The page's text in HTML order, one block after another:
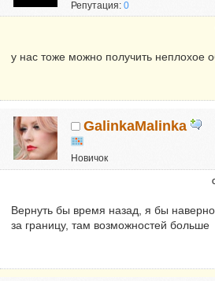
Репутация:0
у нас тоже можно получить неплохое
GalinkaMalinka
Новичок
Вернуть бы время назад, я бы
за границу, там возможностей больше